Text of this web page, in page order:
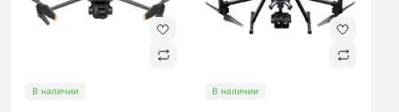
В наличии В наличии